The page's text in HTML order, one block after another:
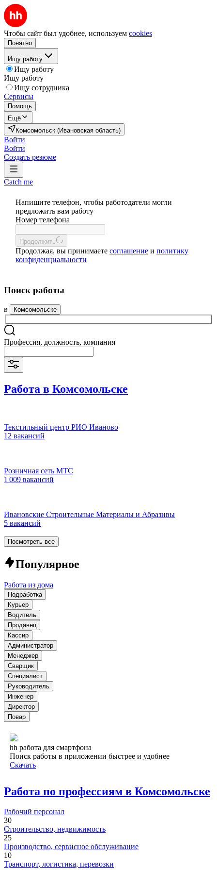
Чтобы сайт был удобнее, используем cookies
Понятно
Ищу работу
Ищу работу
Ищу работу
Ищу сотрудника
Сервисы
Помощь
Ещё
Комсомольск (Ивановская область)
Войти
Войти
Создать резюме
Catch me
Напишите телефон, чтобы работодатели могли
предложить вам работу
Номер телефона
Продолжить
Продолжая, вы принимаете соглашение и политику
конфиденциальности
Поиск работы
в Комсомольске
Профессия, должность, компания
Работа в Комсомольске
Текстильный центр РИО Иваново
12 вакансий
Розничная сеть МТС
1 009 вакансий
Ивановские Строительные Материалы и Абразивы
5 вакансий
Посмотреть все
Популярное
Работа из дома
Подработка
Курьер
Водитель
Продавец
Кассир
Администратор
Менеджер
Сварщик
Специалист
Руководитель
Инженер
Директор
Повар
hh работа для смартфона
Поиск работы в приложении быстрее и удобнее
Скачать
Работа по профессиям в Комсомольске
Рабочий персонал
30
Строительство, недвижимость
25
Производство, сервисное обслуживание
10
Транспорт, логистика, перевозки